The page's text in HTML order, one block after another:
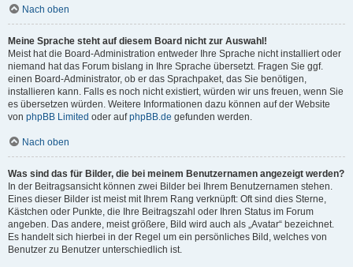
Nach oben
Meine Sprache steht auf diesem Board nicht zur Auswahl!
Meist hat die Board-Administration entweder Ihre Sprache nicht installiert oder
niemand hat das Forum bislang in Ihre Sprache übersetzt. Fragen Sie ggf.
einen Board-Administrator, ob er das Sprachpaket, das Sie benötigen,
installieren kann. Falls es noch nicht existiert, würden wir uns freuen, wenn Sie
es übersetzen würden. Weitere Informationen dazu können auf der Website
von phpBB Limited oder aufphpBB.de gefunden werden.
Nach oben
Was sind das für Bilder, die bei meinem Benutzernamen angezeigt werden?
In der Beitragsansicht können zwei Bilder bei Ihrem Benutzernamen stehen.
Eines dieser Bilder ist meist mit Ihrem Rang verknüpft: Oft sind dies Sterne,
Kästchen oder Punkte, die Ihre Beitragszahl oder Ihren Status im Forum
angeben. Das andere, meist größere, Bild wird auch als „Avatar“ bezeichnet.
Es handelt sich hierbei in der Regel um ein persönliches Bild, welches von
Benutzer zu Benutzer unterschiedlich ist.